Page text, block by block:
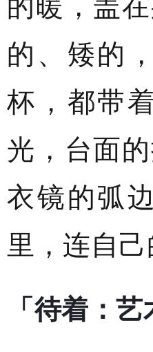
的、矮的
杯，都带
光，台面
衣镜的弧
里，连自
「待着：